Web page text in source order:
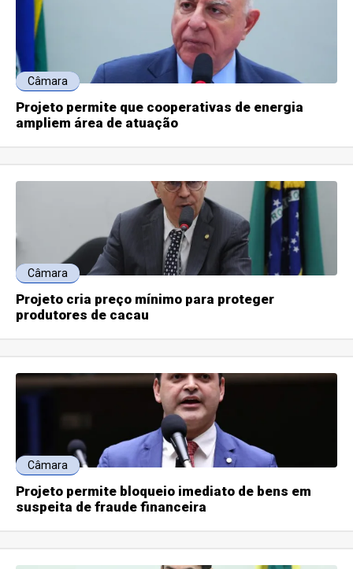
Câmara
Projeto permite que cooperativas de energia
ampliem área de atuação
Câmara
Projeto cria preço mínimo para proteger
produtores de cacau
Câmara
Projeto permite bloqueio imediato de bens em
suspeita de fraude financeira